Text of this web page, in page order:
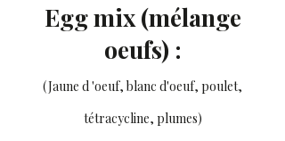
Egg mix (mélange
oeufs) :
(Jaune d 'oeuf, blanc d'oeuf, poulet,
tétracycline, plumes)